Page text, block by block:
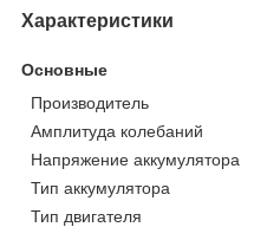
Характеристики
Основные
Производитель
Амплитуда колебаний
Напряжение аккумулятора
Тип аккумулятора
Тип двигателя